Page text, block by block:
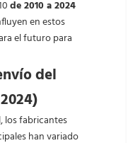
de 2010 a 2024
en estos
el futuro para
del
los fabricantes
han variado